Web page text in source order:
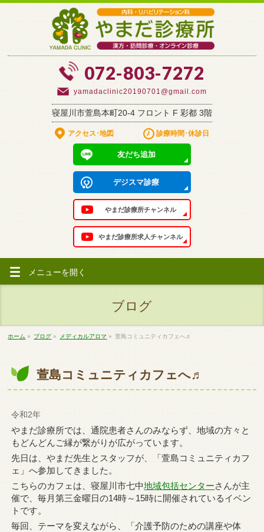
072-803-7272
yamadaclinic20190701@gmail.com
寝屋川市萱島本町20-4 フロント F 彩都 3階
アクセス･地図 診療時間･休診日
友だち追加
デジスマ診療
やまだ診療所チャンネル
やまだ診療所求人チャンネル
メニューを開く
ブログ
ホーム » ブログ » メディカルアロマ » 萱島コミュニティカフェへ♬
萱島コミュニティカフェへ♬
令和2年
やまだ診療所では、通院患者さんのみならず、地域の方々と
もどんどんご縁が繋がりが広がっています。
先日は、やまだ先生とスタッフが、「萱島コミュニティカフ
ェ」へ参加してきました。
こちらのカフェは、寝屋川市七中地域包括センターさんが主
催で、毎月第三金曜日の14時～15時に開催されているイベン
トです。
毎回、テーマを変えながら、「介護予防のための講座や体